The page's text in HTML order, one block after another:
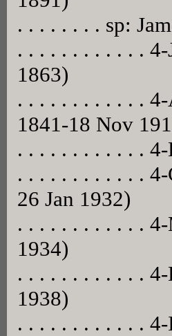
. . . . . . . . sp:
. . . . . . . . . . . .
1863)
. . . . . . . . . . . .
1841-18 Nov
. . . . . . . . . . . .
. . . . . . . . . . . .
26 Jan 1932)
. . . . . . . . . . . .
1934)
. . . . . . . . . . . .
1938)
. . . . . . . . . . . .